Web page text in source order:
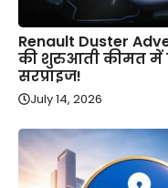
Renault Duster
की शुरुआती कीमत में
सरप्राइज!
July 14, 2026